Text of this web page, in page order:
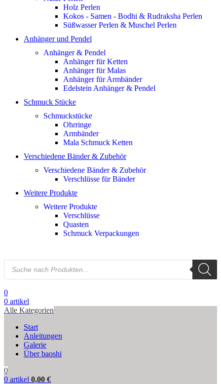
Holz Perlen
Kokos - Samen - Bodhi & Rudraksha Perlen
Süßwasser Perlen & Muschel Perlen
Anhänger und Pendel
Anhänger & Pendel
Anhänger für Ketten
Anhänger für Malas
Anhänger für Armbänder
Edelstein Anhänger & Pendel
Schmuck Stücke
Schmuckstücke
Ohrringe
Armbänder
Mala Schmuck Ketten
Verschiedene Bänder & Zubehör
Verschiedene Bänder & Zubehör
Verschlüsse für Bänder
Weitere Produkte
Weitere Produkte
Verschlüsse
Quasten
Schmuck Verpackungen
0
0 artikel
Alle Kategorien
Start
Anleitungen
Galerie
Über baoshi
0
0 artikel 0,00 €